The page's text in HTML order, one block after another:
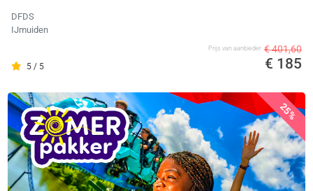
DFDS
IJmuiden
5 / 5
Prijs van aanbieder € 401,60
€ 185
25%